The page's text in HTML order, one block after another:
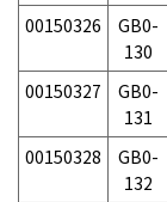
00150326
GB0-
130
00150327
GB0-
131
00150328
GB0-
132